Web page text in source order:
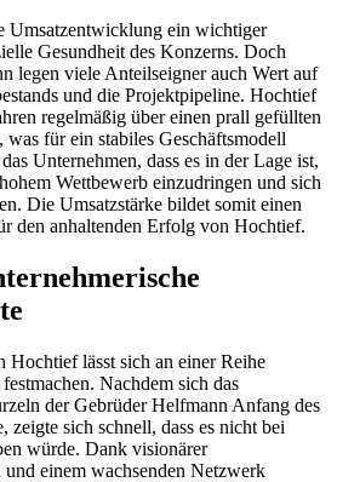
Umsatzentwicklung ein wichtiger
Gesundheit des Konzerns. Doch
legen viele Anteilseigner auch Wert auf
und die Projektpipeline. Hochtief
regelmäßig über einen prall gefüllten
was für ein stabiles Geschäftsmodell
Unternehmen, dass es in der Lage ist,
Wettbewerb einzudringen und sich
Die Umsatzstärke bildet somit einen
den anhaltenden Erfolg von Hochtief.
Hochtief lässt sich an einer Reihe
Nachdem sich das
der Gebrüder Helfmann Anfang des
zeigte sich schnell, dass es nicht bei
würde. Dank visionärer
einem wachsenden Netzwerk